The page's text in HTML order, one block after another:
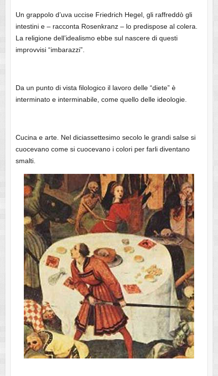
Un grappolo d’uva uccise Friedrich Hegel, gli raffreddò gli
intestini e – racconta Rosenkranz – lo predispose al colera.
La religione dell’idealismo ebbe sul nascere di questi
improvvisi “imbarazzi”.
Da un punto di vista filologico il lavoro delle “diete” è
interminato e interminabile, come quello delle ideologie.
Cucina e arte. Nel diciassettesimo secolo le grandi salse si
cuocevano come si cuocevano i colori per farli diventano
smalti.